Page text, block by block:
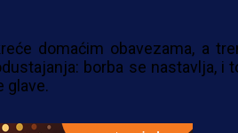
domaćim obavezama, a
borba se nastavlja, i
glave.